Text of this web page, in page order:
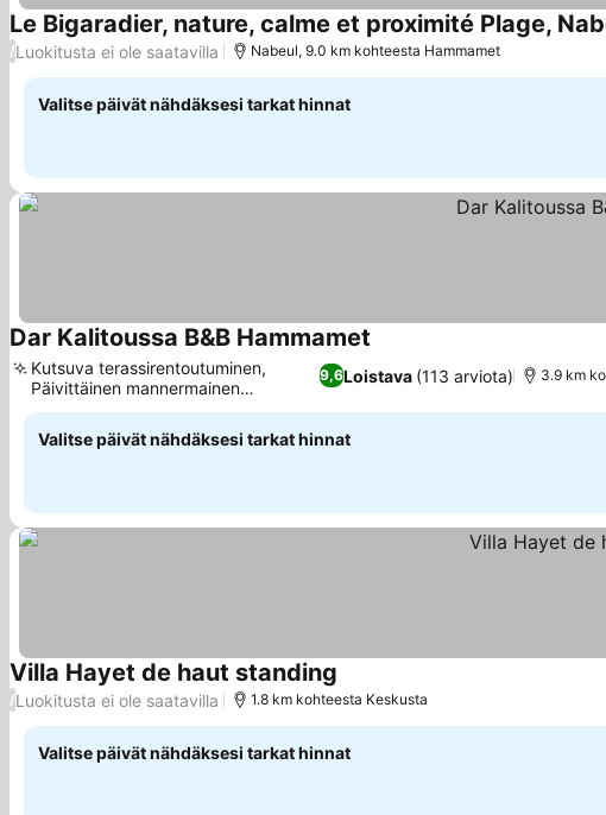
Le Bigaradier, nature, calme et proximité Plage,
/Luokitusta ei ole saatavilla Nabeul, 9.0 km kohteesta Hammamet
Valitse päivät nähdäksesi tarkat hinnat
Dar Kalitoussa B&B Hammamet
9,6Loistava (113 arviota)
Kutsuva terassirentoutuminen,
Päivittäinen mannermainen
aamiainen
3.9 km
Valitse päivät nähdäksesi tarkat hinnat
Villa Hayet de haut standing
/Luokitusta ei ole saatavilla 1.8 km kohteesta Keskusta
Valitse päivät nähdäksesi tarkat hinnat